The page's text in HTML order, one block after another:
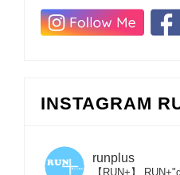
INSTAGRAM
runplus
【RUN+】